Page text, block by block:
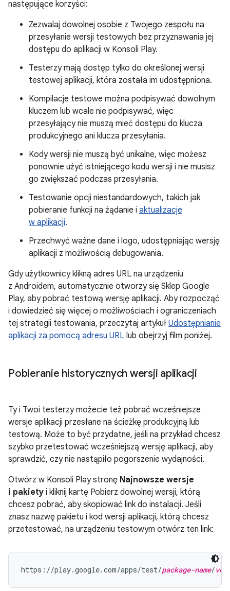
następujące korzyści:
Zezwalaj dowolnej osobie z Twojego zespołu na
przesyłanie wersji testowych bez przyznawania jej
dostępu do aplikacji w Konsoli Play.
Testerzy mają dostęp tylko do określonej wersji
testowej aplikacji, która została im udostępniona.
Kompilacje testowe można podpisywać dowolnym
kluczem lub wcale nie podpisywać, więc
przesyłający nie muszą mieć dostępu do klucza
produkcyjnego ani klucza przesyłania.
Kody wersji nie muszą być unikalne, więc możesz
ponownie użyć istniejącego kodu wersji i nie musisz
go zwiększać podczas przesyłania.
Testowanie opcji niestandardowych, takich jak
pobieranie funkcji na żądanie i aktualizacje
w aplikacji.
Przechwyć ważne dane i logo, udostępniając wersję
aplikacji z możliwością debugowania.
Gdy użytkownicy klikną adres URL na urządzeniu
z Androidem, automatycznie otworzy się Sklep Google
Play, aby pobrać testową wersję aplikacji. Aby rozpocząć
i dowiedzieć się więcej o możliwościach i ograniczeniach
tej strategii testowania, przeczytaj artykuł Udostępnianie
aplikacji za pomocą adresu URL lub obejrzyj film poniżej.
Pobieranie historycznych wersji aplikacji
Ty i Twoi testerzy możecie też pobrać wcześniejsze
wersje aplikacji przesłane na ścieżkę produkcyjną lub
testową. Może to być przydatne, jeśli na przykład chcesz
szybko przetestować wcześniejszą wersję aplikacji, aby
sprawdzić, czy nie nastąpiło pogorszenie wydajności.
Otwórz w Konsoli Play stronę Najnowsze wersje
i pakiety i kliknij kartę Pobierz dowolnej wersji, którą
chcesz pobrać, aby skopiować link do instalacji. Jeśli
znasz nazwę pakietu i kod wersji aplikacji, którą chcesz
przetestować, na urządzeniu testowym otwórz ten link:
https://play.google.com/apps/test/package-name/